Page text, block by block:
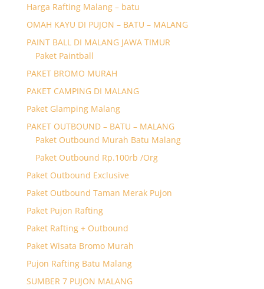
Harga Rafting Malang – batu
OMAH KAYU DI PUJON – BATU – MALANG
PAINT BALL DI MALANG JAWA TIMUR
Paket Paintball
PAKET BROMO MURAH
PAKET CAMPING DI MALANG
Paket Glamping Malang
PAKET OUTBOUND – BATU – MALANG
Paket Outbound Murah Batu Malang
Paket Outbound Rp.100rb /Org
Paket Outbound Exclusive
Paket Outbound Taman Merak Pujon
Paket Pujon Rafting
Paket Rafting + Outbound
Paket Wisata Bromo Murah
Pujon Rafting Batu Malang
SUMBER 7 PUJON MALANG